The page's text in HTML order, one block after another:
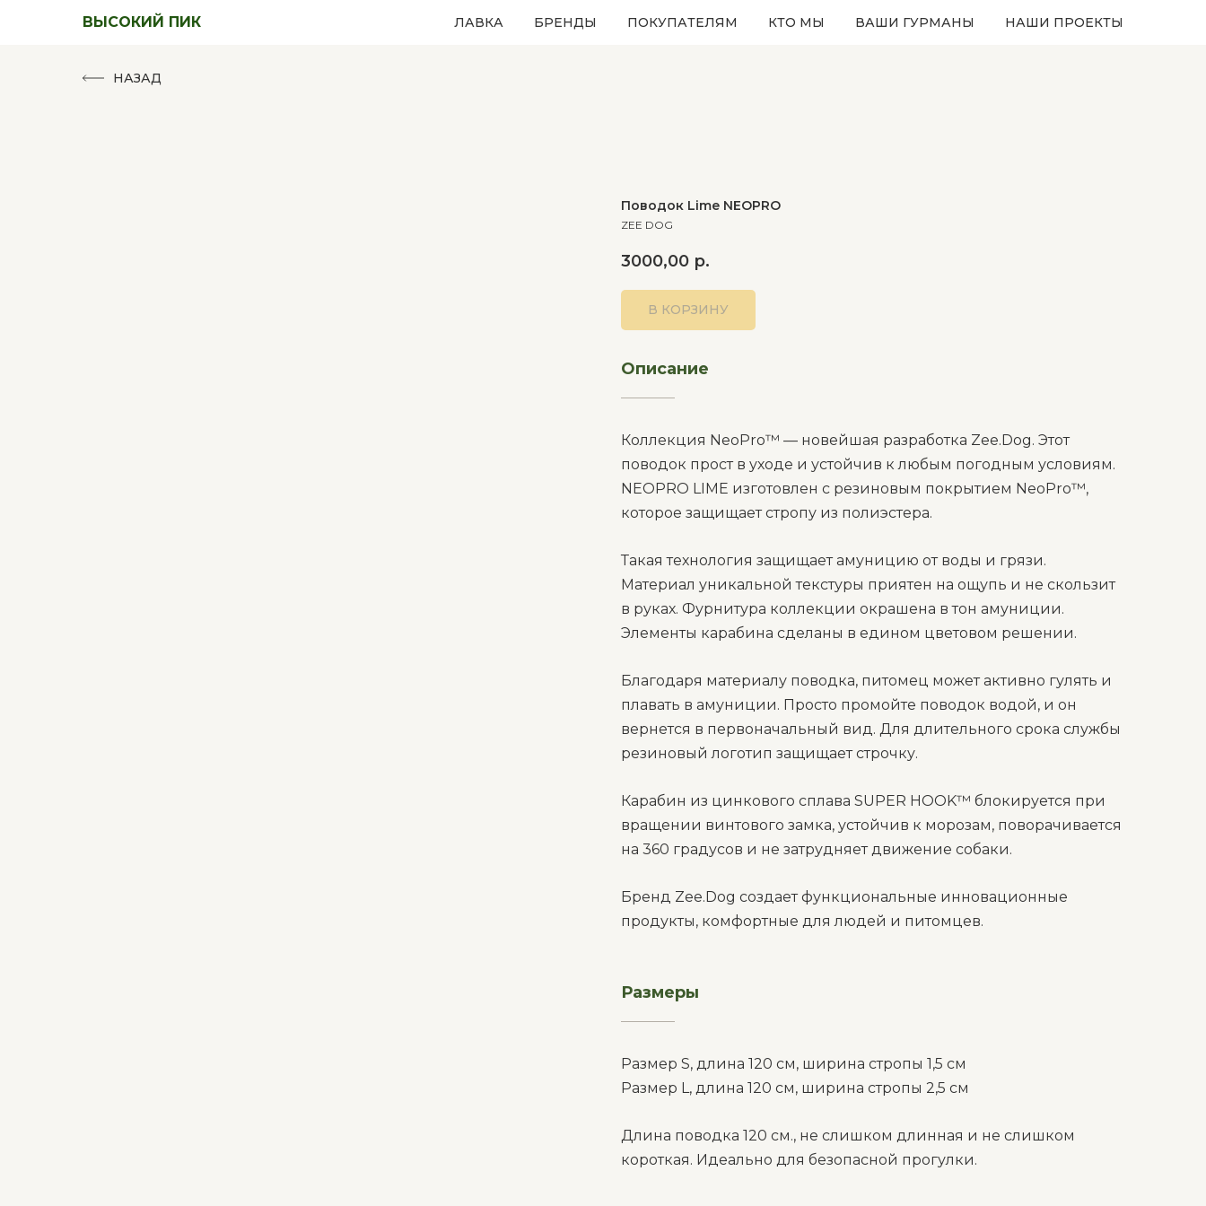
ВЫСОКИЙ ПИК ЛАВКА БРЕНДЫ ПОКУПАТЕЛЯМ КТО МЫ ВАШИ ГУРМАНЫ НАШИ ПРОЕКТЫ
НАЗАД
Поводок Lime NEOPRO
ZEE DOG
3000,00 р.
В КОРЗИНУ
Описание
Коллекция NeoPro™ — новейшая разработка Zee.Dog. Этот
поводок прост в уходе и устойчив к любым погодным условиям.
NEOPRO LIME изготовлен с резиновым покрытием NeoPro™,
которое защищает стропу из полиэстера.
Такая технология защищает амуницию от воды и грязи.
Материал уникальной текстуры приятен на ощупь и не скользит
в руках. Фурнитура коллекции окрашена в тон амуниции.
Элементы карабина сделаны в едином цветовом решении.
Благодаря материалу поводка, питомец может активно гулять и
плавать в амуниции. Просто промойте поводок водой, и он
вернется в первоначальный вид. Для длительного срока службы
резиновый логотип защищает строчку.
Карабин из цинкового сплава SUPER HOOK™ блокируется при
вращении винтового замка, устойчив к морозам, поворачивается
на 360 градусов и не затрудняет движение собаки.
Бренд Zee.Dog создает функциональные инновационные
продукты, комфортные для людей и питомцев.
Размеры
Размер S, длина 120 см, ширина стропы 1,5 см
Размер L, длина 120 см, ширина стропы 2,5 см
Длина поводка 120 см., не слишком длинная и не слишком
короткая. Идеально для безопасной прогулки.